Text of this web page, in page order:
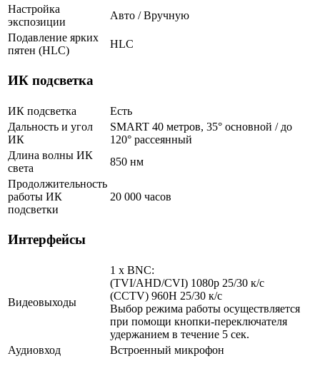
Настройка
экспозиции
Авто / Вручную
Подавление ярких
пятен (HLC)
HLC
ИК подсветка
ИК подсветка
Есть
Дальность и угол
ИК
SMART 40 метров, 35° основной / до
120° рассеянный
Длина волны ИК
света
850 нм
Продолжительность
работы ИК
подсветки
20 000 часов
Интерфейсы
Видеовыходы
1 x BNC:
(TVI/AHD/CVI) 1080p 25/30 к/с
(CCTV) 960H 25/30 к/с
Выбор режима работы осуществляется
при помощи кнопки-переключателя
удержанием в течение 5 сек.
Аудиовход
Встроенный микрофон